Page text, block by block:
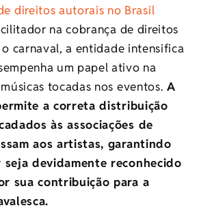
direitos autorais no Brasil
na cobrança de direitos
carnaval, a entidade intensifica
um papel ativo na
tocadas nos eventos. A
a correta distribuição
às associações de
aos artistas, garantindo
devidamente reconhecido
sua contribuição para a